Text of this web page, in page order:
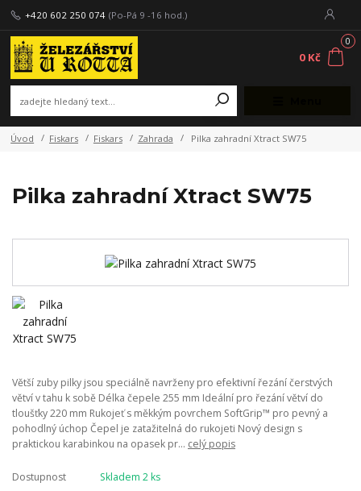
+420 602 250 074 (Po-Pá 9 -16 hod.)
0
0 Kč
Úvod Fiskars Fiskars Zahrada Pilka zahradní Xtract SW75
Pilka zahradní Xtract SW75
Větší zuby pilky jsou speciálně navrženy pro efektivní řezání čerstvých
větví v tahu k sobě Délka čepele 255 mm Ideální pro řezání větví do
tloušťky 220 mm Rukojeť s měkkým povrchem SoftGrip™ pro pevný a
pohodlný úchop Čepel je zatažitelná do rukojeti Nový design s
praktickou karabinkou na opasek pr... celý popis
Dostupnost
Skladem 2 ks